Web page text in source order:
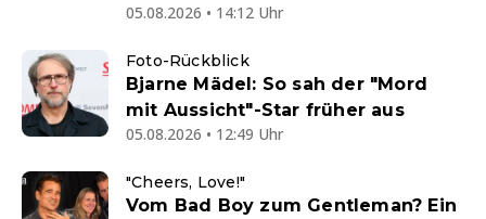
05.08.2026 • 14:12 Uhr
Foto-Rückblick
Bjarne Mädel: So sah der "Mord
mit Aussicht"-Star früher aus
05.08.2026 • 12:49 Uhr
"Cheers, Love!"
Vom Bad Boy zum Gentleman? Ein